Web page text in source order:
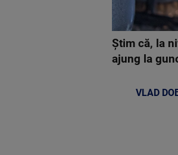
Știm că, la
ajung la
VLAD